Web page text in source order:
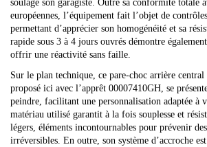
soulagé son garagiste. Outre sa conformité totale
européennes, l’équipement fait l’objet de
permettant d’apprécier son homogénéité et sa
rapide sous 3 à 4 jours ouvrés démontre
offrir une réactivité sans faille.
Sur le plan technique, ce pare-choc arrière central
proposé ici avec l’apprêt 00007410GH, se
peindre, facilitant une personnalisation adaptée à
matériau utilisé garantit à la fois souplesse et
légers, éléments incontournables pour prévenir
irréversibles. En outre, son système d’accroche